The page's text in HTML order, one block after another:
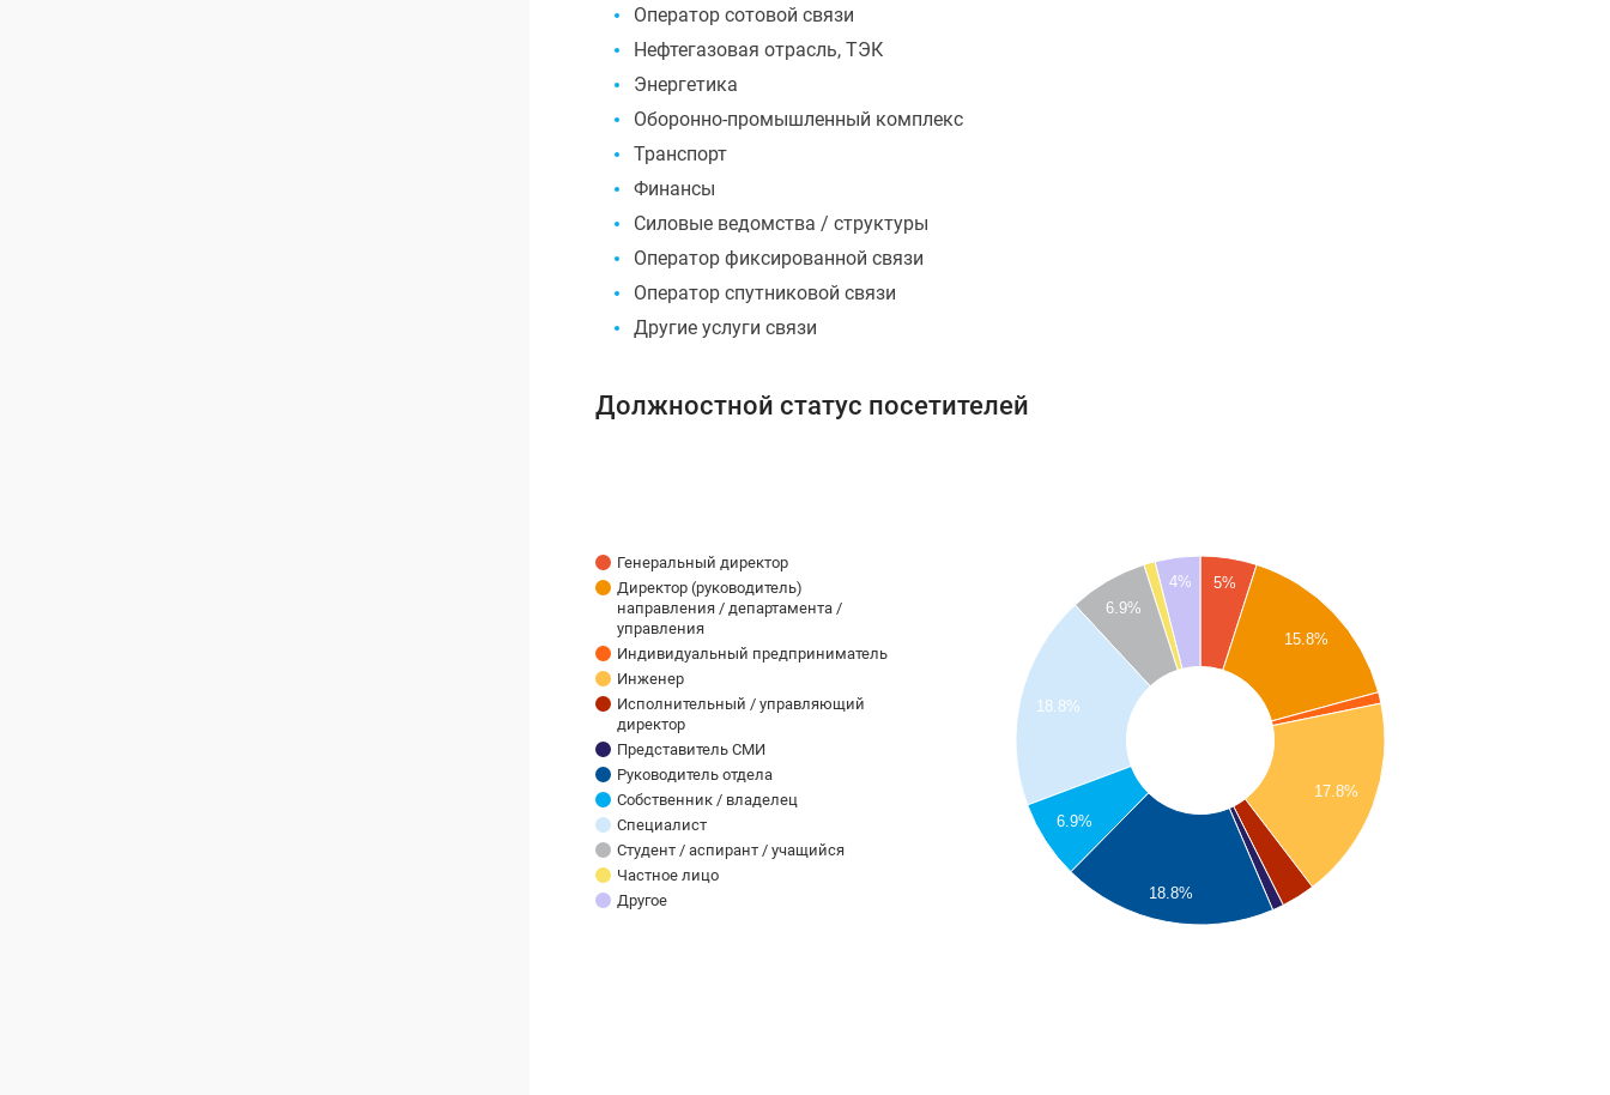
Оператор сотовой связи
Нефтегазовая отрасль, ТЭК
Энергетика
Оборонно-промышленный комплекс
Транспорт
Финансы
Силовые ведомства / структуры
Оператор фиксированной связи
Оператор спутниковой связи
Другие услуги связи
Должностной cтатус посетителей
Генеральный директор
Директор (руководитель)
направления / департамента /
управления
Индивидуальный предприниматель
Инженер
Исполнительный / управляющий
директор
Представитель СМИ
Руководитель отдела
Собственник / владелец
Специалист
Студент / аспирант / учащийся
Частное лицо
Другое
5%
15.8%
17.8%
4%
6.9%
18.8%
6.9%
18.8%